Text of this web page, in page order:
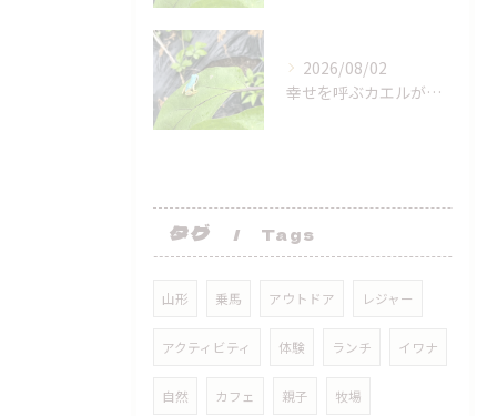
2026/08/02
幸せを呼ぶカエルが来てくれた！
タグ Tags
山形 乗馬 アウトドア レジャー
アクティビティ 体験 ランチ イワナ
自然 カフェ 親子 牧場